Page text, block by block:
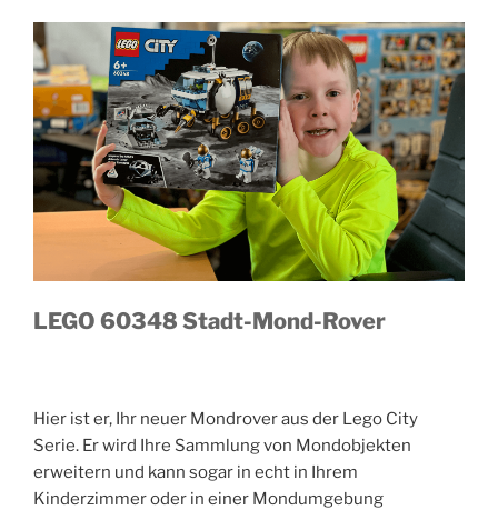
LEGO 60348 Stadt-Mond-Rover
Hier ist er, Ihr neuer Mondrover aus der Lego City
Serie. Er wird Ihre Sammlung von Mondobjekten
erweitern und kann sogar in echt in Ihrem
Kinderzimmer oder in einer Mondumgebung